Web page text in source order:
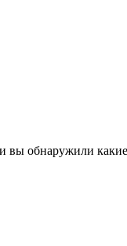
обнаружили